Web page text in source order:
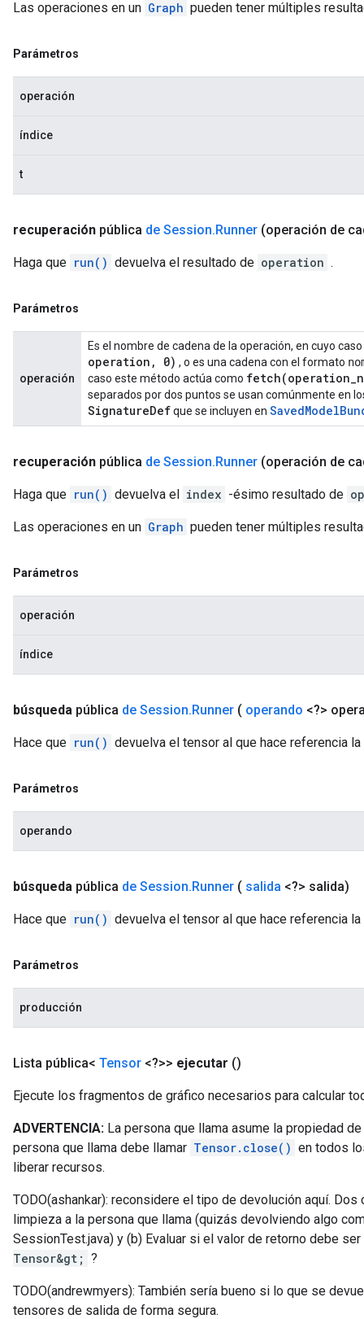
Las operaciones en un Graph pueden tener múltiples
Parámetros
operación
índice
t
recuperación pública de Session.Runner (operación de
Haga que run() devuelva el resultado de operation .
Parámetros
operación
Es el nombre de cadena de la operación, en cuyo
operation , 0) , o es una cadena con el formato
caso este método actúa como fetch(operation_
separados por dos puntos se usan comúnmente en
SignatureDefque se incluyen en SavedModel
recuperación pública de Session.Runner (operación de
Haga que run() devuelva el index -ésimo resultado de
Las operaciones en un Graph pueden tener múltiples
Parámetros
operación
índice
búsqueda pública de Session.Runner ( operando <?>
Hace que run() devuelva el tensor al que hace referencia
Parámetros
operando
búsqueda pública de Session.Runner ( salida <?> salida)
Hace que run() devuelva el tensor al que hace referencia la
Parámetros
producción
Lista pública< Tensor <?>> ejecutar ()
Ejecute los fragmentos de gráfico necesarios para calcular
ADVERTENCIA: La persona que llama asume la propiedad
persona que llama debe llamar Tensor.close() en todos
liberar recursos.
TODO(ashankar): reconsidere el tipo de devolución aquí.
limpieza a la persona que llama (quizás devolviendo algo
SessionTest.java) y (b) Evaluar si el valor de retorno debe
Tensor&gt; ?
TODO(andrewmyers): También sería bueno si lo que se
tensores de salida de forma segura.